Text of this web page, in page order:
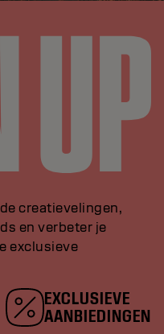
creatievelingen,
en verbeter je
exclusieve
EXCLUSIEVE
AANBIEDINGEN